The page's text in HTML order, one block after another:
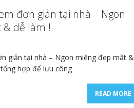
đơn giản tại nhà – Ngon
dễ làm !
giản tại nhà – Ngon miệng đẹp mắt &
hợp để lưu công
READ MORE